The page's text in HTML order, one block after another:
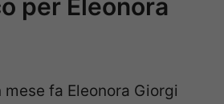
per Eleonora
fa Eleonora Giorgi